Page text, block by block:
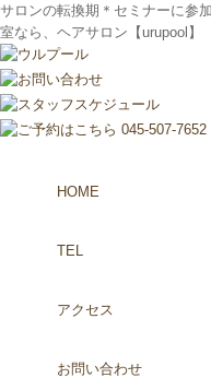
サロンの転換期＊セミナーに参
室なら、ヘアサロン【urupool】
HOME
TEL
アクセス
お問い合わせ